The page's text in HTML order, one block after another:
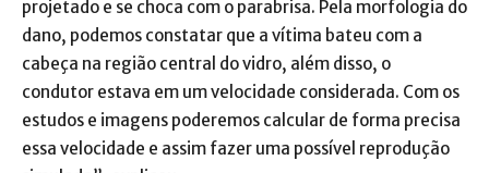
projetado e se choca com o parabrisa. Pela morfologia do
dano, podemos constatar que a vítima bateu com a
cabeça na região central do vidro, além disso, o
condutor estava em um velocidade considerada. Com os
estudos e imagens poderemos calcular de forma precisa
essa velocidade e assim fazer uma possível reprodução